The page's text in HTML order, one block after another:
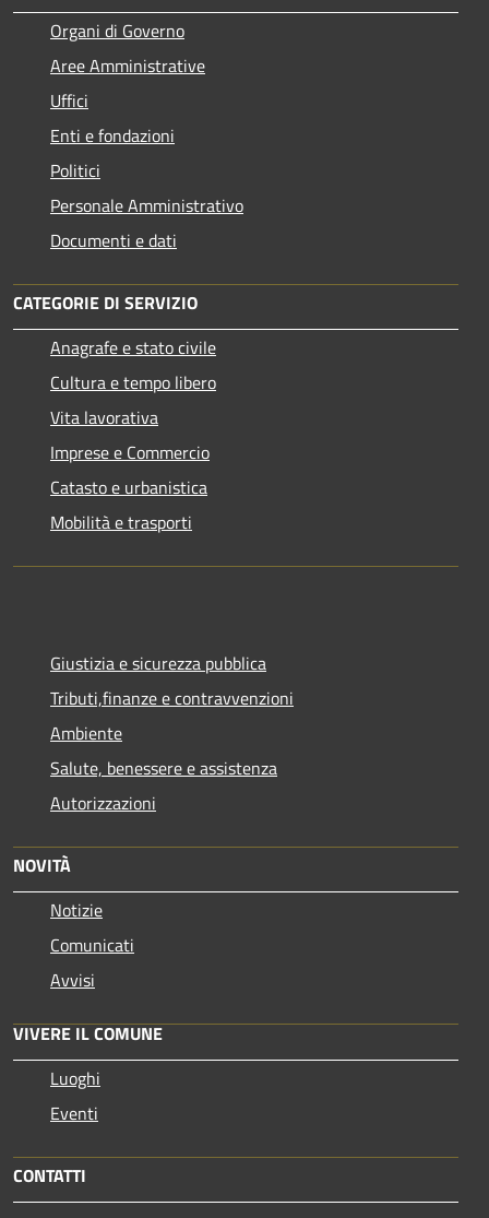
Organi di Governo
Aree Amministrative
Uffici
Enti e fondazioni
Politici
Personale Amministrativo
Documenti e dati
CATEGORIE DI SERVIZIO
Anagrafe e stato civile
Cultura e tempo libero
Vita lavorativa
Imprese e Commercio
Catasto e urbanistica
Mobilità e trasporti
Giustizia e sicurezza pubblica
Tributi,finanze e contravvenzioni
Ambiente
Salute, benessere e assistenza
Autorizzazioni
NOVITÀ
Notizie
Comunicati
Avvisi
VIVERE IL COMUNE
Luoghi
Eventi
CONTATTI